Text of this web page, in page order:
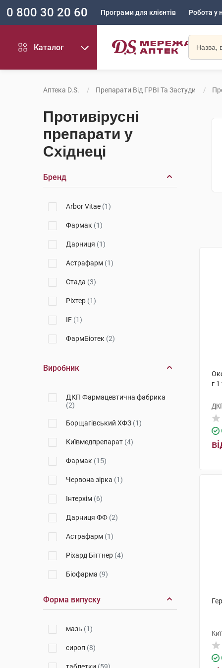
0 800 30 20 60 Програми для клієнтів Робота у
Каталог
Аптека D.S. Препарати Від ГРВІ Та Застуди
Противірусні
препарати у
Східнеці
Бренд
Arbor Vitae (1)
Фармак (1)
Дарниця (1)
Астрафарм (1)
Стада (3)
Ріхтер (1)
IF (1)
ФармБіотек (2)
Виробник
ДКП Фармацевтична фабрика
(2)
Борщагівський ХФЗ (1)
Київмедпрепарат (4)
Фармак (15)
Червона зірка (1)
Інтерхім (6)
Дарниця ФФ (2)
Астрафарм (1)
Ріхард Біттнер (4)
Біофарма (9)
Стада Арцнайміттель(3)
ОлайнФарм
НВК Екофарм
Форма випуску
мазь (1)
сироп (8)
г 1